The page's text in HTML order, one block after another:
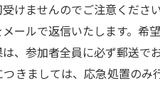
けませんのでご注意ください
ールで返信いたします。希
、参加者全員に必ず郵送で
きましては、応急処置の